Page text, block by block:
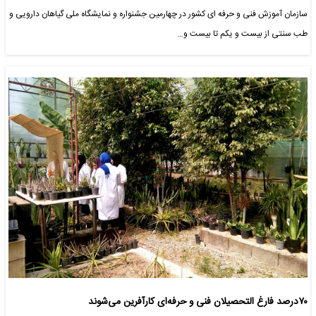
سازمان آموزش فنی و حرفه ای کشور در چهارمین جشنواره و نمایشگاه ملی گیاهان دارویی و
طب سنتی از بیست و یکم تا بیست و…
۷۰درصد فارغ التحصیلان فنی و حرفه‌ای کارآفرین می‌شوند